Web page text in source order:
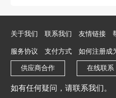
关于我们 联系我们 友情链接
服务协议 支付方式 如何注册成
供应商合作 在线联系
如有任何疑问，请联系我们。